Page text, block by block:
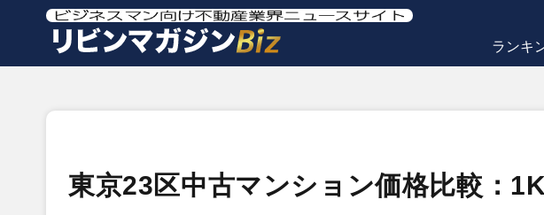
ランキ
東京23区中古マンション価格比較：